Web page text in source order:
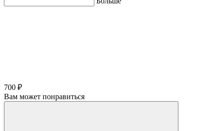
700 ₽
Вам может понравиться